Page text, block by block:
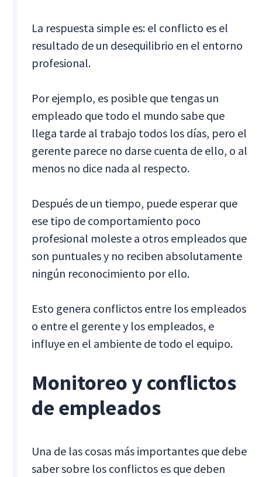
La respuesta simple es: el conflicto es el
resultado de un desequilibrio en el entorno
profesional.
Por ejemplo, es posible que tengas un
empleado que todo el mundo sabe que
llega tarde al trabajo todos los días, pero el
gerente parece no darse cuenta de ello, o al
menos no dice nada al respecto.
Después de un tiempo, puede esperar que
ese tipo de comportamiento poco
profesional moleste a otros empleados que
son puntuales y no reciben absolutamente
ningún reconocimiento por ello.
Esto genera conflictos entre los empleados
o entre el gerente y los empleados, e
influye en el ambiente de todo el equipo.
Monitoreo y conflictos
de empleados
Una de las cosas más importantes que debe
saber sobre los conflictos es que deben